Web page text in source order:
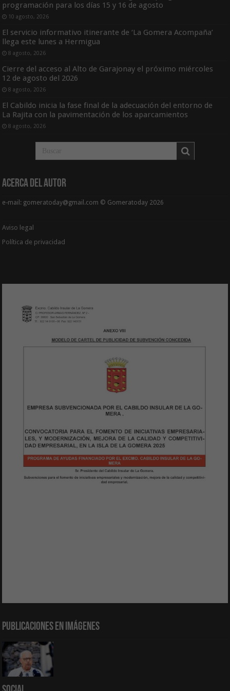
programación para los días 15 y 16 de agosto
10 agosto, 2026
El servicio informativo itinerante de ‘La Gomera Acompaña’
llega este lunes a Hermigua
8 agosto, 2026
Cierre del acceso al Alto de Garajonay el próximo miércoles
12 de agosto del 2026
8 agosto, 2026
El Cabildo inicia la fase final de la adecuación del entorno de
La Rajita con la pavimentación de los aparcamientos
8 agosto, 2026
Acerca del Autor
e-mail: gomeratoday@gmail.com © Gomeratoday 2026
Aviso legal
Política de privacidad
Publicaciones en Imágenes